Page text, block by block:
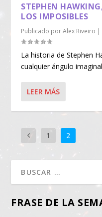
STEPHEN
LOS IMPOSIBLES
Publicado porAlex Riveiro |
La historia de Stephen
cualquier ángulo
LEER MÁS
1 2
FRASE DE LA